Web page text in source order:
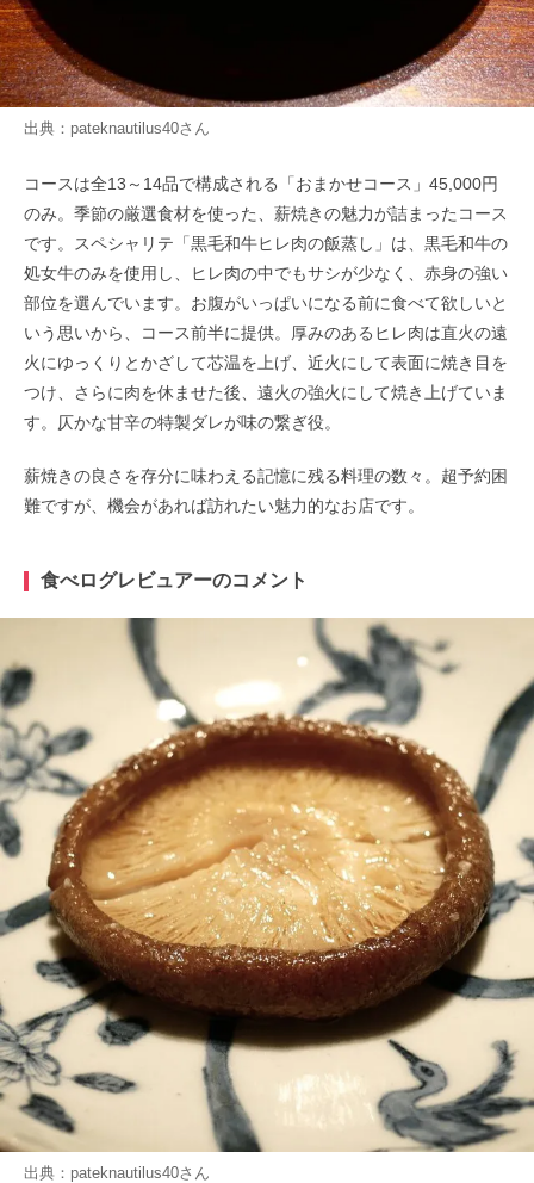
出典： pateknautilus40さん
コースは全13～14品で構成される「おまかせコース」45,000円
のみ。季節の厳選食材を使った、薪焼きの魅力が詰まったコース
です。スペシャリテ「黒毛和牛ヒレ肉の飯蒸し」は、黒毛和牛の
処女牛のみを使用し、ヒレ肉の中でもサシが少なく、赤身の強い
部位を選んでいます。お腹がいっぱいになる前に食べて欲しいと
いう思いから、コース前半に提供。厚みのあるヒレ肉は直火の遠
火にゆっくりとかざして芯温を上げ、近火にして表面に焼き目を
つけ、さらに肉を休ませた後、遠火の強火にして焼き上げていま
す。仄かな甘辛の特製ダレが味の繋ぎ役。
薪焼きの良さを存分に味わえる記憶に残る料理の数々。超予約困
難ですが、機会があれば訪れたい魅力的なお店です。
食べログレビュアーのコメント
出典： pateknautilus40さん